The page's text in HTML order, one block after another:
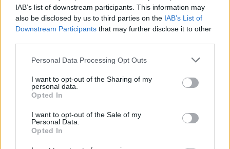
IAB’s list of downstream participants. This information may
also be disclosed by us to third parties on the IAB’s List of
Downstream Participants that may further disclose it to other
Personal Data Processing Opt Outs
I want to opt-out of the Sharing of my
personal data.
Opted In
I want to opt-out of the Sale of my
Personal Data.
Opted In
Guía definitiva para mamás primerizas en
consultas pediátricas
LEER